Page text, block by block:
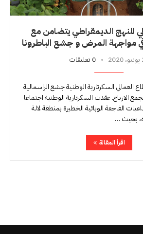
للنهج الديمقراطي يتضامن مع
في مواجهة المرض و جشع الباطرونا
0 تعليقات
العمالي السكرتارية الوطنية جشع الراسمالية
الارباح. عقدت السكرتارية الوطنية اجتماعا
الفاجعة الوبائية الخطيرة بمنطقة لالة
بحيث …
اقرأ المقالة